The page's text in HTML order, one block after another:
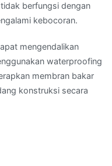
berfungsi dengan
kebocoran.
mengendalikan
waterproofing
membran bakar
konstruksi secara